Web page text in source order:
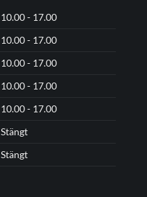
10.00 - 17.00
10.00 - 17.00
10.00 - 17.00
10.00 - 17.00
10.00 - 17.00
Stängt
Stängt